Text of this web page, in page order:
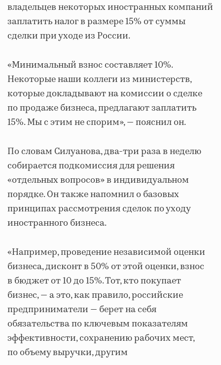
владельцев некоторых иностранных компаний
заплатить налог в размере 15% от суммы
сделки при уходе из России.
«Минимальный взнос составляет 10%.
Некоторые наши коллеги из министерств,
которые докладывают на комиссии о сделке
по продаже бизнеса, предлагают заплатить
15%. Мы с этим не спорим», — пояснил он.
По словам Силуанова, два-три раза в неделю
собирается подкомиссия для решения
«отдельных вопросов» в индивидуальном
порядке. Он также напомнил о базовых
принципах рассмотрения сделок по уходу
иностранного бизнеса.
«Например, проведение независимой оценки
бизнеса, дисконт в 50% от этой оценки, взнос
в бюджет от 10 до 15%. Тот, кто покупает
бизнес, — а это, как правило, российские
предприниматели — берет на себя
обязательства по ключевым показателям
эффективности, сохранению рабочих мест,
по объему выручки, другим